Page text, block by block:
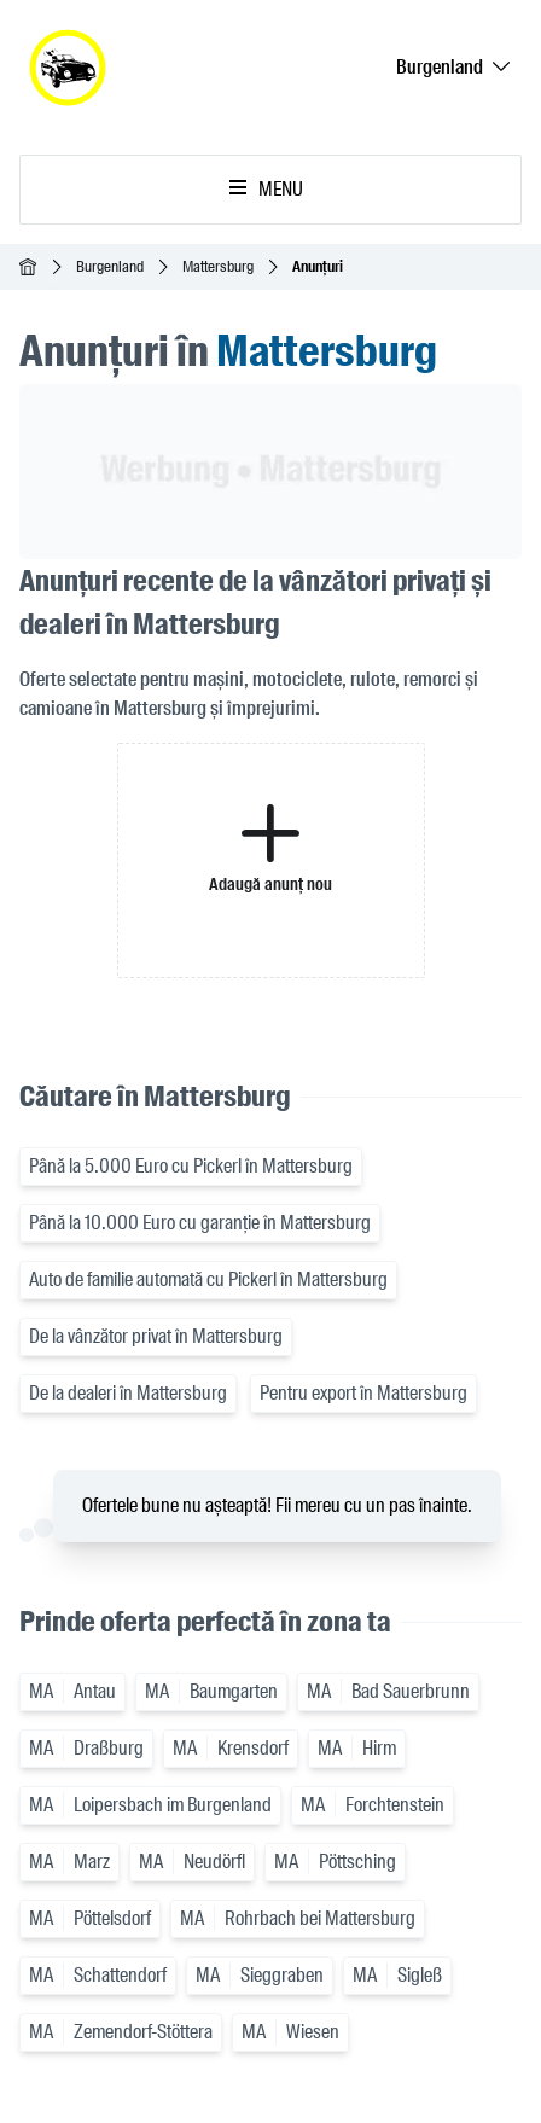
Burgenland
MENU
Acasă Burgenland Mattersburg Anunțuri
Anunțuri înMattersburg
Anunțuri recente de la vânzători privați și
dealeri în Mattersburg
Oferte selectate pentru mașini, motociclete, rulote, remorci și
camioane în Mattersburg și împrejurimi.
Adaugă anunț nou
Căutare în Mattersburg
Până la 5.000 Euro cu Pickerl în Mattersburg
Până la 10.000 Euro cu garanție în Mattersburg
Auto de familie automată cu Pickerl în Mattersburg
De la vânzător privat în Mattersburg
De la dealeri în Mattersburg Pentru export în Mattersburg
Ofertele bune nu așteaptă! Fii mereu cu un pas înainte.
Prinde oferta perfectă în zona ta
MA Antau MA Baumgarten MA Bad Sauerbrunn
MA Draßburg MA Krensdorf MA Hirm
MA Loipersbach im Burgenland MA Forchtenstein
MA Marz MA Neudörfl MA Pöttsching
MA Pöttelsdorf MA Rohrbach bei Mattersburg
MA Schattendorf MA Sieggraben MA Sigleß
MA Zemendorf-Stöttera MA Wiesen